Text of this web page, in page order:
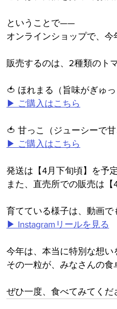
ということで——
オンラインショップで、今
販売するのは、2種類のト
🍅 ほれまる（旨味がぎゅ
▶︎ ご購入はこちら
🍅 甘っこ（ジューシーで
▶︎ ご購入はこちら
発送は【4月下旬頃】を予
また、直売所での販売は
育てている様子は、動画で
▶︎ Instagramリールを見る
今年は、本当に特別な想い
その一粒が、みなさんの食
ぜひ一度、食べてみてくだ